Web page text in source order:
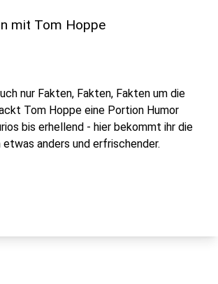
mit Tom Hoppe
nur Fakten, Fakten, Fakten um die
Tom Hoppe eine Portion Humor
bis erhellend - hier bekommt ihr die
anders und erfrischender.